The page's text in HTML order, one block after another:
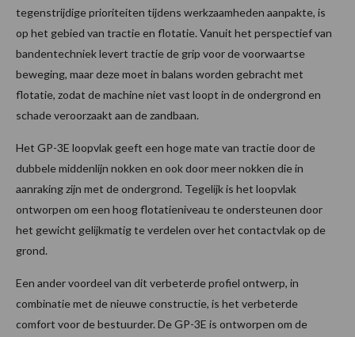
tegenstrijdige prioriteiten tijdens werkzaamheden aanpakte, is
op het gebied van tractie en flotatie. Vanuit het perspectief van
bandentechniek levert tractie de grip voor de voorwaartse
beweging, maar deze moet in balans worden gebracht met
flotatie, zodat de machine niet vast loopt in de ondergrond en
schade veroorzaakt aan de zandbaan.
Het GP-3E loopvlak geeft een hoge mate van tractie door de
dubbele middenlijn nokken en ook door meer nokken die in
aanraking zijn met de ondergrond. Tegelijk is het loopvlak
ontworpen om een hoog flotatieniveau te ondersteunen door
het gewicht gelijkmatig te verdelen over het contactvlak op de
grond.
Een ander voordeel van dit verbeterde profiel ontwerp, in
combinatie met de nieuwe constructie, is het verbeterde
comfort voor de bestuurder. De GP-3E is ontworpen om de